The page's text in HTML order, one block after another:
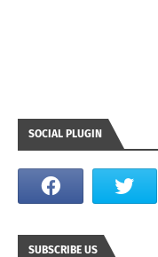
SOCIAL PLUGIN
SUBSCRIBE US